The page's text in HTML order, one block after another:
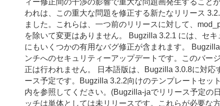
われは、この重大な問題を修正する新たなリリース
ました。これらは、一つ前のリリースに対して、
を除いて変更はありません。 Bugzilla 3.2.1 には、セ
にもいくつかの有用なバグ修正が含まれます。
ンチへのセキュリティーアップデートです。このバー
正は行われません。 日本語版は、Bugzilla 3.0.8に対応
ース予定です。Bugzilla 3.2.2向けのテンプレートセッ
内を参照してください。(Bugzilla-jaでリリース予定の
ッチは単体としては未リリースです。これらが必要な